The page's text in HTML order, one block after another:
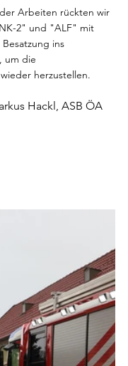
Arbeiten rückten wir
2" und "ALF" mit
ins
um die
herzustellen.
Hackl, ASB ÖA